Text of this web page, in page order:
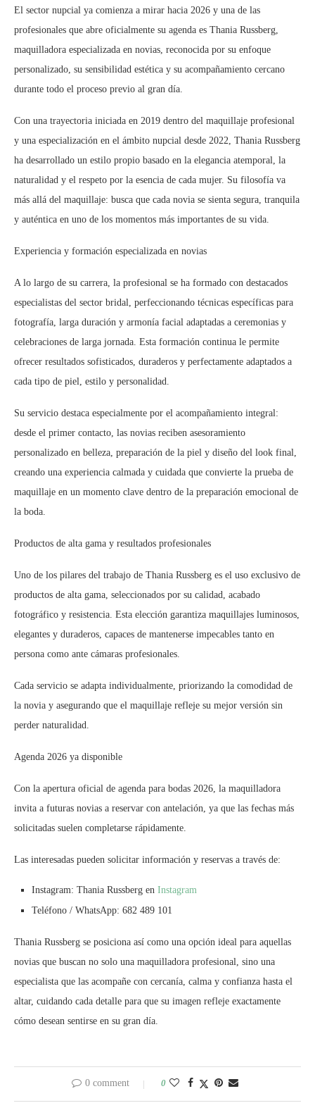
El sector nupcial ya comienza a mirar hacia 2026 y una de las
profesionales que abre oficialmente su agenda es Thania Russberg,
maquilladora especializada en novias, reconocida por su enfoque
personalizado, su sensibilidad estética y su acompañamiento cercano
durante todo el proceso previo al gran día.
Con una trayectoria iniciada en 2019 dentro del maquillaje profesional
y una especialización en el ámbito nupcial desde 2022, Thania Russberg
ha desarrollado un estilo propio basado en la elegancia atemporal, la
naturalidad y el respeto por la esencia de cada mujer. Su filosofía va
más allá del maquillaje: busca que cada novia se sienta segura, tranquila
y auténtica en uno de los momentos más importantes de su vida.
Experiencia y formación especializada en novias
A lo largo de su carrera, la profesional se ha formado con destacados
especialistas del sector bridal, perfeccionando técnicas específicas para
fotografía, larga duración y armonía facial adaptadas a ceremonias y
celebraciones de larga jornada. Esta formación continua le permite
ofrecer resultados sofisticados, duraderos y perfectamente adaptados a
cada tipo de piel, estilo y personalidad.
Su servicio destaca especialmente por el acompañamiento integral:
desde el primer contacto, las novias reciben asesoramiento
personalizado en belleza, preparación de la piel y diseño del look final,
creando una experiencia calmada y cuidada que convierte la prueba de
maquillaje en un momento clave dentro de la preparación emocional de
la boda.
Productos de alta gama y resultados profesionales
Uno de los pilares del trabajo de Thania Russberg es el uso exclusivo de
productos de alta gama, seleccionados por su calidad, acabado
fotográfico y resistencia. Esta elección garantiza maquillajes luminosos,
elegantes y duraderos, capaces de mantenerse impecables tanto en
persona como ante cámaras profesionales.
Cada servicio se adapta individualmente, priorizando la comodidad de
la novia y asegurando que el maquillaje refleje su mejor versión sin
perder naturalidad.
Agenda 2026 ya disponible
Con la apertura oficial de agenda para bodas 2026, la maquilladora
invita a futuras novias a reservar con antelación, ya que las fechas más
solicitadas suelen completarse rápidamente.
Las interesadas pueden solicitar información y reservas a través de:
Instagram: Thania Russberg en Instagram
Teléfono / WhatsApp: 682 489 101
Thania Russberg se posiciona así como una opción ideal para aquellas
novias que buscan no solo una maquilladora profesional, sino una
especialista que las acompañe con cercanía, calma y confianza hasta el
altar, cuidando cada detalle para que su imagen refleje exactamente
cómo desean sentirse en su gran día.
0 comment 0